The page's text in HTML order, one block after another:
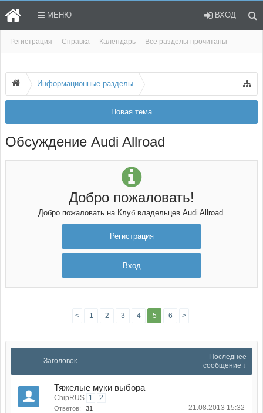
Регистрация Справка Календарь Все разделы прочитаны
МЕНЮ ВХОД
Новая тема
Информационные разделы
Обсуждение Audi Allroad
Добро пожаловать!
Добро пожаловать на Клуб владельцев Audi Allroad.
Регистрация
Вход
< 1 2 3 4 5 6 >
Заголовок
Последнее
сообщение ↓
Тяжелые муки выбора
ChipRUS 1 2
Ответов: 31 21.08.2013 15:32